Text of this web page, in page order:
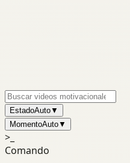
EstadoAuto▼
MomentoAuto▼
>_
Comando